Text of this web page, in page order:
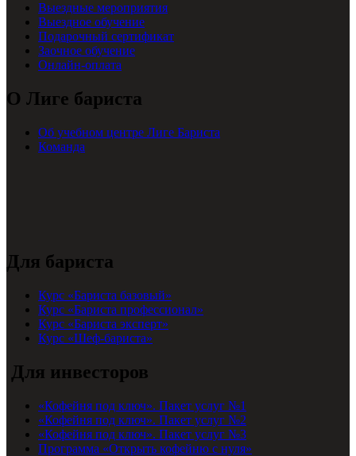
Выездные мероприятия
Выездное обучение
Подарочный сертификат
Заочное обучение
Онлайн-оплата
О Лиге бариста
Об учебном центре Лиге Бариста
Команда
Для бариста
Курс «Бариста базовый»
Курс «Бариста профессионал»
Курс «Бариста эксперт»
Курс «Шеф-бариста»
Для инвесторов
«Кофейня под ключ». Пакет услуг №1
«Кофейня под ключ». Пакет услуг №2
«Кофейня под ключ». Пакет услуг №3
Программа «Открыть кофейню с нуля»